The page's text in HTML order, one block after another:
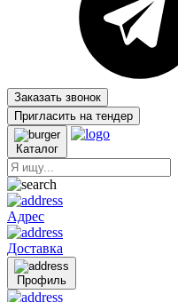
Заказать звонок
Пригласить на тендер
Каталог
Адрес
Доставка
Профиль